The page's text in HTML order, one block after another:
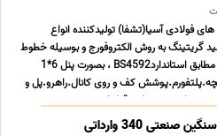
فولادی آسیا(تشفا) تولیدکننده انواع
گریتینگ به روش الکتروفورج و بوسیله خطوط
تولید تمام اتوماتیک مطابق استانداردBS4592 ، بصورت پنل 6*1
کف و روی کانال.راهرو.پل و
نیاز مشتری این قطعات ... ...